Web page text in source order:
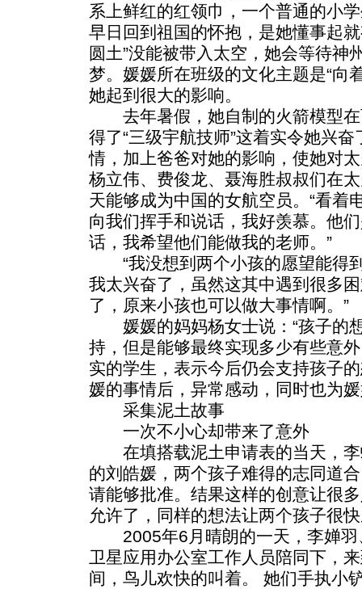
系上鲜红的红领巾，一个普通的小
早日回到祖国的怀抱，是她懂事起
圆土”没能被带入太空，她会等待神
梦。媛媛所在班级的文化主题是“向
她起到很大的影响。
去年暑假，她自制的火箭模型在
得了“三级宇航技师”这着实令她兴
情，加上爸爸对她的影响，使她对
杨立伟、费俊龙、聂海胜叔叔们在
天能够成为中国的女航空员。“看着
向我们挥手和说话，我好羡慕。他
话，我希望他们能做我的老师。”
“我没想到两个小孩的愿望能得
我太兴奋了，虽然这其中遇到很多
了，原来小孩也可以做大事情啊。”
媛媛的妈妈杨女士说：“孩子的
持，但是能够最终实现多少有些意
实的学生，表示今后仍会支持孩子
媛的事情后，异常感动，同时也为
采集泥土故事
一次不小心却带来了意外
在填搭载泥土申请表的当天，李
的刘皓媛，两个孩子难得的志同道
请能够批准。结果这样的创意让很
允许了，同样的想法让两个孩子很
2005年6月晴朗的一天，李婵羽
卫星应用办公室工作人员陪同下，
间，鸟儿欢快的叫着。 她们手执小